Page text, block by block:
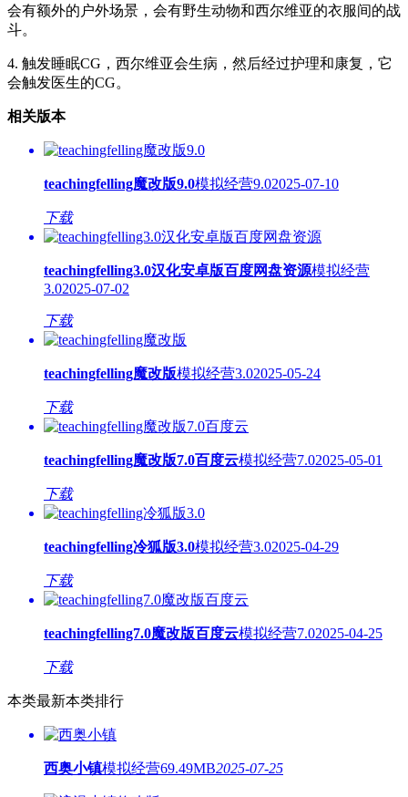
会有额外的户外场景，会有野生动物和西尔维亚的衣服间的战
斗。
4. 触发睡眠CG，西尔维亚会生病，然后经过护理和康复，它
会触发医生的CG。
相关版本
teachingfelling魔改版9.0模拟经营9.02025-07-10
下载
teachingfelling3.0汉化安卓版百度网盘资源模拟经营
3.02025-07-02
下载
teachingfelling魔改版模拟经营3.02025-05-24
下载
teachingfelling魔改版7.0百度云模拟经营7.02025-05-01
下载
teachingfelling冷狐版3.0模拟经营3.02025-04-29
下载
teachingfelling7.0魔改版百度云模拟经营7.02025-04-25
下载
本类最新本类排行
西奥小镇模拟经营69.49MB2025-07-25